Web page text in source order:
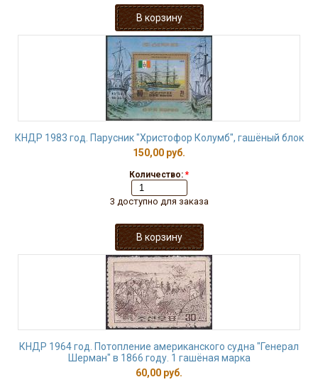
КНДР 1983 год. Парусник "Христофор Колумб", гашёный блок
150,00 руб.
Количество: *
3 доступно для заказа
КНДР 1964 год. Потопление американского судна "Генерал
Шерман" в 1866 году. 1 гашёная марка
60,00 руб.